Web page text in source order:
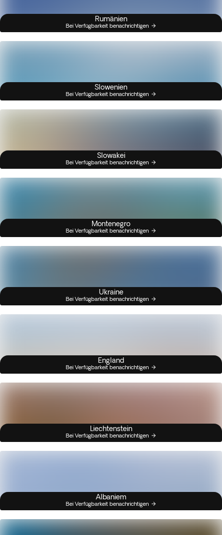
Rumänien
Bei Verfügbarkeit benachrichtigen
Slowenien
Bei Verfügbarkeit benachrichtigen
Slowakei
Bei Verfügbarkeit benachrichtigen
Montenegro
Bei Verfügbarkeit benachrichtigen
Ukraine
Bei Verfügbarkeit benachrichtigen
England
Bei Verfügbarkeit benachrichtigen
Liechtenstein
Bei Verfügbarkeit benachrichtigen
Albaniem
Bei Verfügbarkeit benachrichtigen